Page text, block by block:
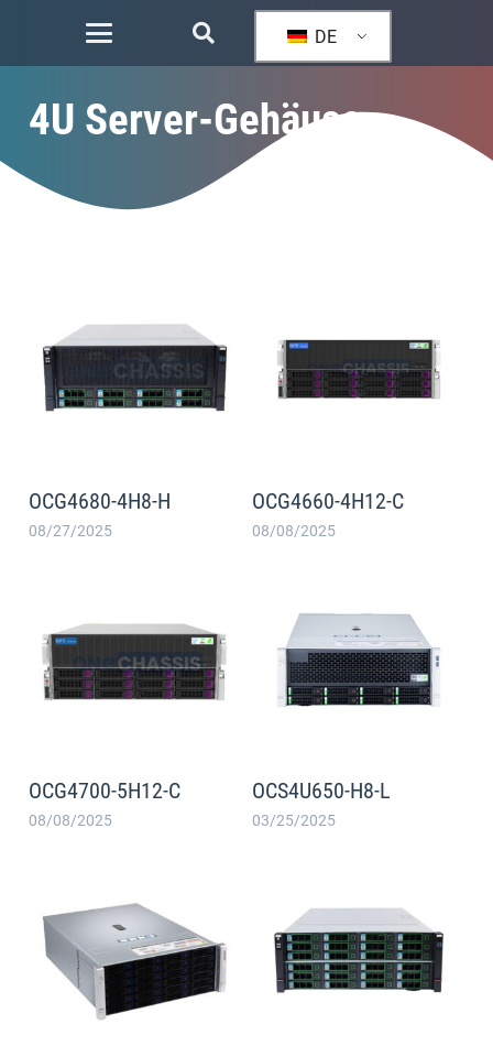
DE
4U Server-Gehäuse
OCG4680-4H8-H
08/27/2025
OCG4660-4H12-C
08/08/2025
OCG4700-5H12-C
08/08/2025
OCS4U650-H8-L
03/25/2025